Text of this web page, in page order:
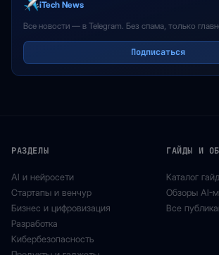
iTech News
Все новости — в Telegram. Без спама, только
Подписаться
РАЗДЕЛЫ
AI и нейросети
Стартапы и венчур
Бизнес и цифровизация
Разработка
Кибербезопасность
ГАЙДЫ И
Каталог
Обзоры AI-
Все